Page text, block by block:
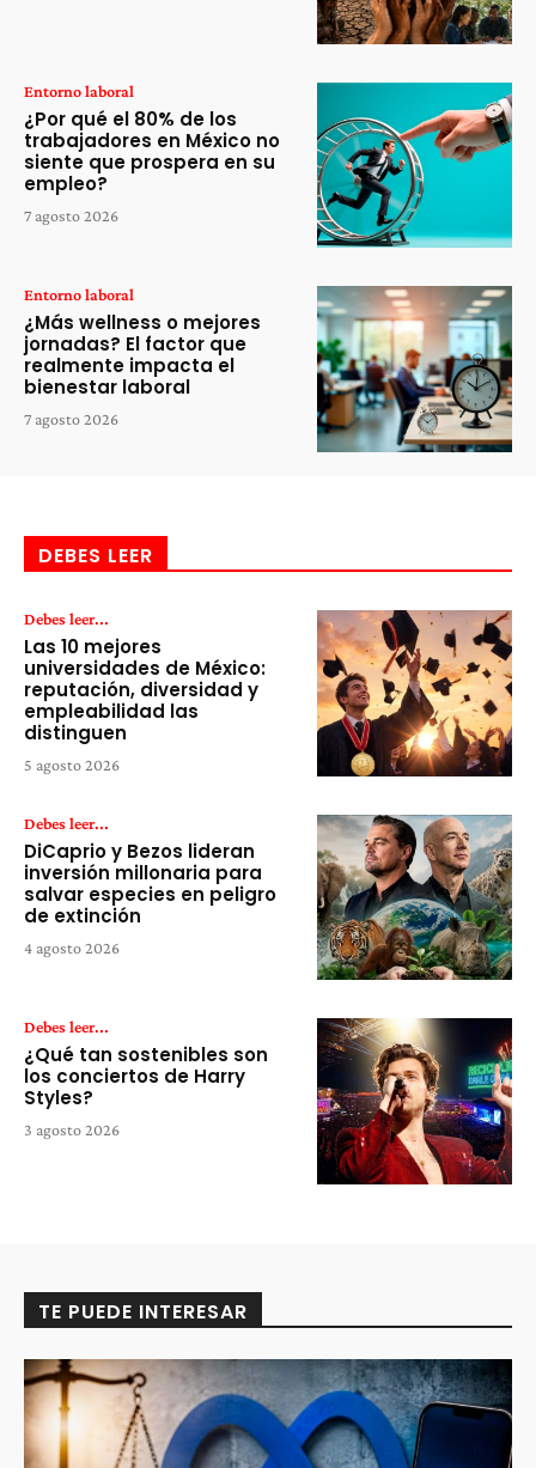
Entorno laboral
¿Por qué el 80% de los
trabajadores en México no
siente que prospera en su
empleo?
7 agosto 2026
Entorno laboral
¿Más wellness o mejores
jornadas? El factor que
realmente impacta el
bienestar laboral
7 agosto 2026
DEBES LEER
Debes leer...
Las 10 mejores
universidades de México:
reputación, diversidad y
empleabilidad las
distinguen
5 agosto 2026
Debes leer...
DiCaprio y Bezos lideran
inversión millonaria para
salvar especies en peligro
de extinción
4 agosto 2026
Debes leer...
¿Qué tan sostenibles son
los conciertos de Harry
Styles?
3 agosto 2026
TE PUEDE INTERESAR